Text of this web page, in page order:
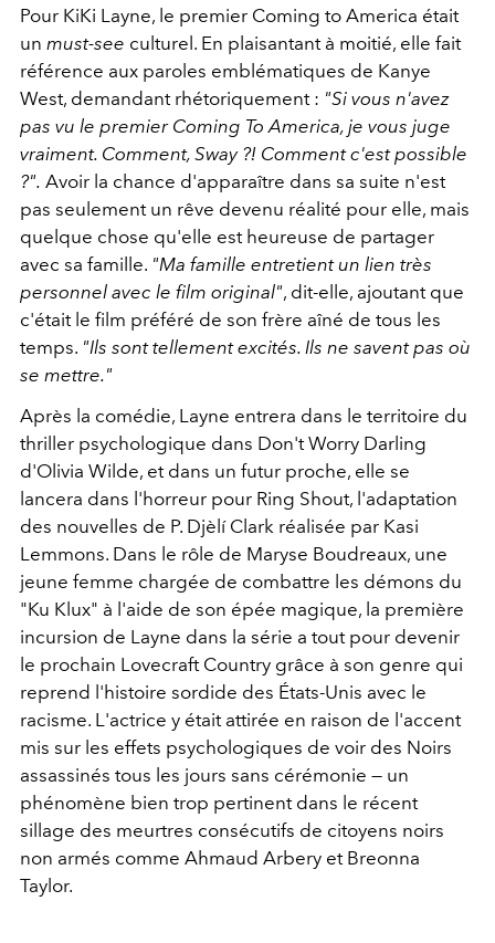
Pour KiKi Layne, le premier Coming to America était
un must-see culturel. En plaisantant à moitié, elle fait
référence aux paroles emblématiques de Kanye
West, demandant rhétoriquement : "Si vous n'avez
pas vu le premier Coming To America, je vous juge
vraiment. Comment, Sway ?! Comment c'est possible
?". Avoir la chance d'apparaître dans sa suite n'est
pas seulement un rêve devenu réalité pour elle, mais
quelque chose qu'elle est heureuse de partager
avec sa famille. "Ma famille entretient un lien très
personnel avec le film original", dit-elle, ajoutant que
c'était le film préféré de son frère aîné de tous les
temps. "Ils sont tellement excités. Ils ne savent pas où
se mettre."
Après la comédie, Layne entrera dans le territoire du
thriller psychologique dans Don't Worry Darling
d'Olivia Wilde, et dans un futur proche, elle se
lancera dans l'horreur pour Ring Shout, l'adaptation
des nouvelles de P. Djèlí Clark réalisée par Kasi
Lemmons. Dans le rôle de Maryse Boudreaux, une
jeune femme chargée de combattre les démons du
"Ku Klux" à l'aide de son épée magique, la première
incursion de Layne dans la série a tout pour devenir
le prochain Lovecraft Country grâce à son genre qui
reprend l'histoire sordide des États-Unis avec le
racisme. L'actrice y était attirée en raison de l'accent
mis sur les effets psychologiques de voir des Noirs
assassinés tous les jours sans cérémonie — un
phénomène bien trop pertinent dans le récent
sillage des meurtres consécutifs de citoyens noirs
non armés comme Ahmaud Arbery et Breonna
Taylor.